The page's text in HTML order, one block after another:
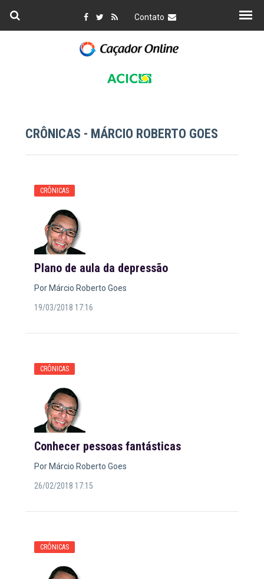
Contato
CRÔNICAS - MÁRCIO ROBERTO GOES
CRÔNICAS
Plano de aula da depressão
Por Márcio Roberto Goes
19/03/2018 17:16
CRÔNICAS
Conhecer pessoas fantásticas
Por Márcio Roberto Goes
26/02/2018 17:15
CRÔNICAS